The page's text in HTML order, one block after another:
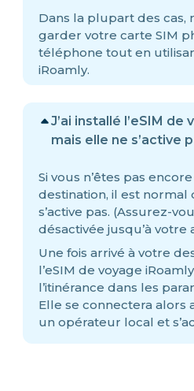
Dans la plupart des cas,
garder votre carte SIM
téléphone tout en
iRoamly.
J’ai installé l’eSIM de
mais elle ne s’active
Si vous n’êtes pas
destination, il est normal
s’active pas. (Assurez-
désactivée jusqu’à votre
Une fois arrivé à votre
l’eSIM de voyage
l’itinérance dans les
Elle se connectera alors
un opérateur local et